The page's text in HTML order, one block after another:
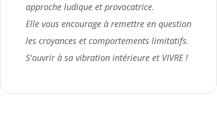
approche ludique et provocatrice.
Elle vous encourage à remettre en question
les croyances et comportements limitatifs.
S'ouvrir à sa vibration intérieure et VIVRE !